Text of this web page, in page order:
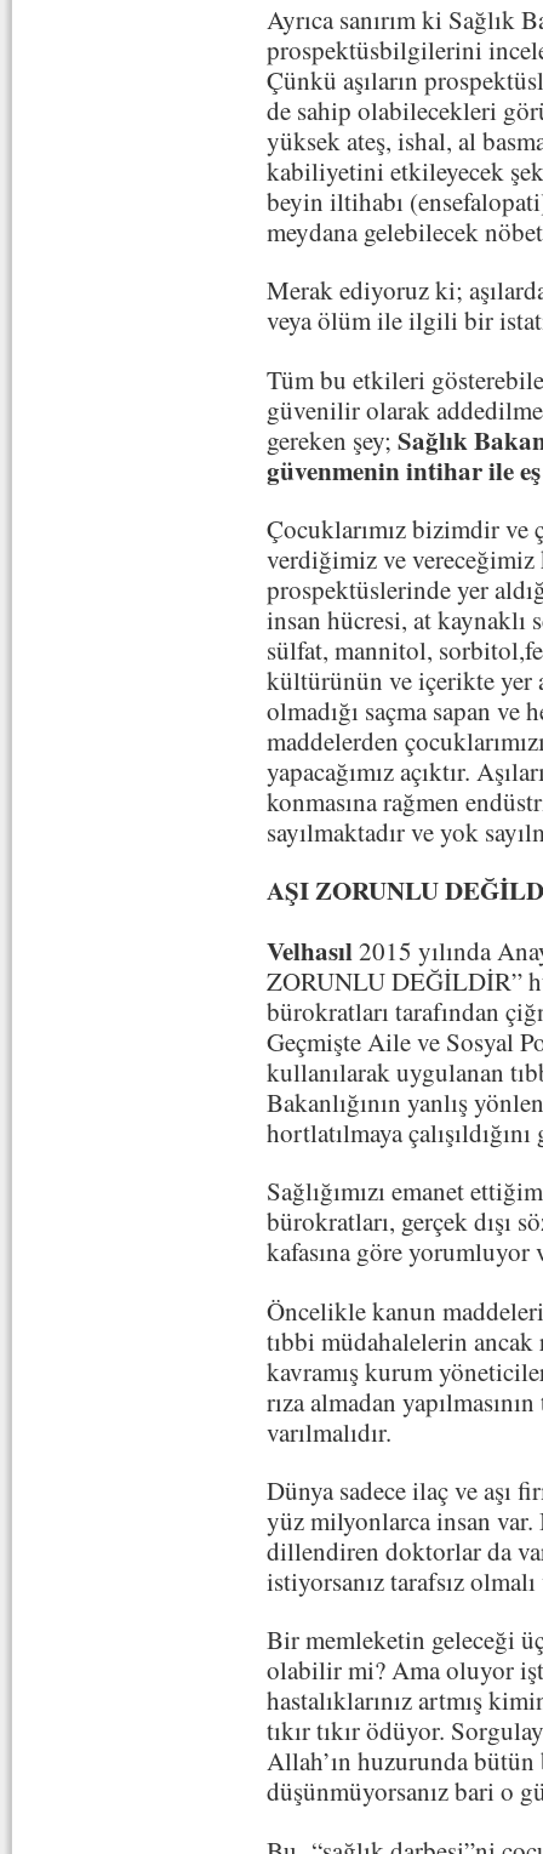
Ayrıca sanırım ki Sağlık
prospektüsbilgilerini
Çünkü aşıların
de sahip olabilecekleri
yüksek ateş, ishal, al
kabiliyetini etkileyecek
beyin iltihabı
meydana gelebilecek
Merak ediyoruz ki;
veya ölüm ile ilgili bir
Tüm bu etkileri
güvenilir olarak
gereken şey; Sağlık
güvenmenin intihar ile
Çocuklarımız bizimdir ve
verdiğimiz ve vereceğimiz
prospektüslerinde yer
insan hücresi, at kaynaklı
sülfat, mannitol,
kültürünün ve içerikte yer
olmadığı saçma sapan ve
maddelerden
yapacağımız açıktır.
konmasına rağmen
sayılmaktadır ve yok
AŞI ZORUNLU
Velhasıl2015 yılında
ZORUNLU DEĞİLDİR”
bürokratları tarafından
Geçmişte Aile ve Sosyal
kullanılarak uygulanan
Bakanlığının yanlış
hortlatılmaya
Sağlığımızı emanet
bürokratları, gerçek dışı
kafasına göre yorumluyor
Öncelikle kanun
tıbbi müdahalelerin
kavramış kurum
rıza almadan
varılmalıdır.
Dünya sadece ilaç ve aşı
yüz milyonlarca insan var.
dillendiren doktorlar da
istiyorsanız tarafsız
Bir memleketin geleceği
olabilir mi? Ama oluyor
hastalıklarınız artmış
tıkır tıkır ödüyor.
Allah’ın huzurunda
düşünmüyorsanız bari o